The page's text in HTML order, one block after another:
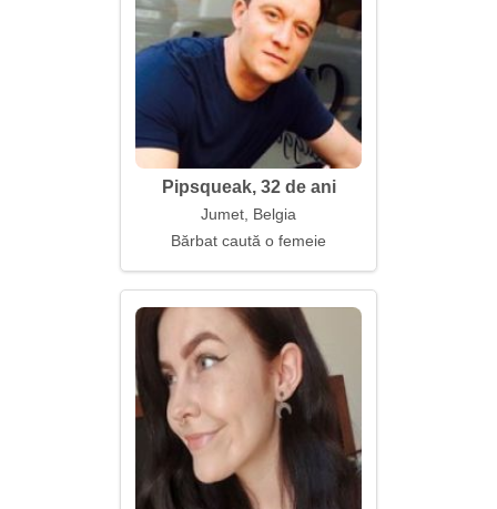
Pipsqueak, 32 de ani
Jumet, Belgia
Bărbat caută o femeie